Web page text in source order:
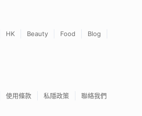
HK Beauty Food
Blog
使用條款 私隱政策 聯絡我們